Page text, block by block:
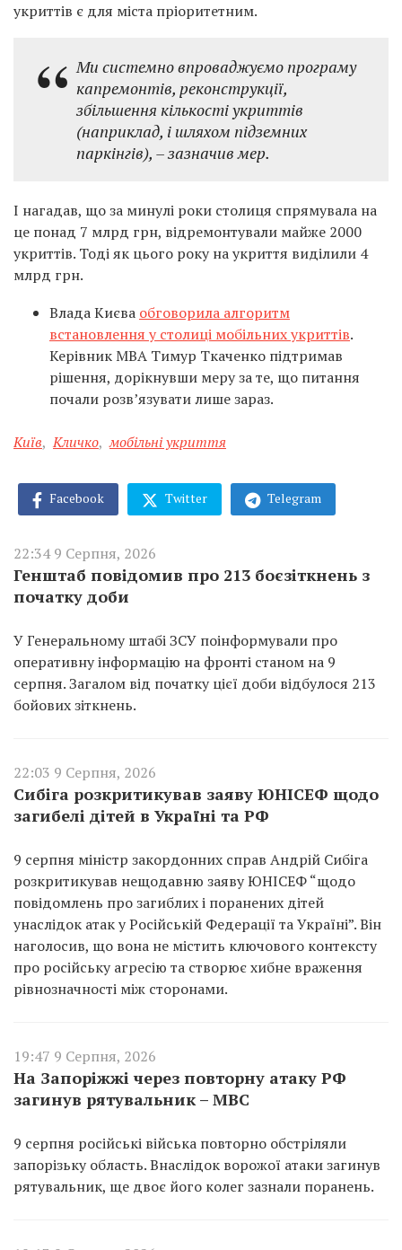
укриттів є для міста пріоритетним.
Ми системно впроваджуємо програму
капремонтів, реконструкції,
збільшення кількості укриттів
(наприклад, і шляхом підземних
паркінгів), – зазначив мер.
І нагадав, що за минулі роки столиця спрямувала на
це понад 7 млрд грн, відремонтували майже 2000
укриттів. Тоді як цього року на укриття виділили 4
млрд грн.
Влада Києва обговорила алгоритм
встановлення у столиці мобільних укриттів.
Керівник МВА Тимур Ткаченко підтримав
рішення, дорікнувши меру за те, що питання
почали розв’язувати лише зараз.
Київ, Кличко, мобільні укриття
Facebook Twitter Telegram
22:34 9 Серпня, 2026
Генштаб повідомив про 213 боєзіткнень з
початку доби
У Генеральному штабі ЗСУ поінформували про
оперативну інформацію на фронті станом на 9
серпня. Загалом від початку цієї доби відбулося 213
бойових зіткнень.
22:03 9 Серпня, 2026
Сибіга розкритикував заяву ЮНІСЕФ щодо
загибелі дітей в Україні та РФ
9 серпня міністр закордонних справ Андрій Сибіга
розкритикував нещодавню заяву ЮНІСЕФ “щодо
повідомлень про загиблих і поранених дітей
унаслідок атак у Російській Федерації та Україні”. Він
наголосив, що вона не містить ключового контексту
про російську агресію та створює хибне враження
рівнозначності між сторонами.
19:47 9 Серпня, 2026
На Запоріжжі через повторну атаку РФ
загинув рятувальник – МВС
9 серпня російські війська повторно обстріляли
запорізьку область. Внаслідок ворожої атаки загинув
рятувальник, ще двоє його колег зазнали поранень.